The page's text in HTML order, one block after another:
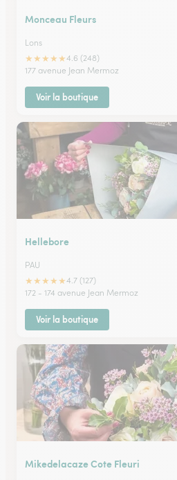
Monceau Fleurs
Lons
★★★★★4.6 (248)
177 avenue Jean Mermoz
Voir la boutique
Hellebore
PAU
★★★★★4.7 (127)
172 - 174 avenue Jean Mermoz
Voir la boutique
Mikedelacaze Cote Fleuri